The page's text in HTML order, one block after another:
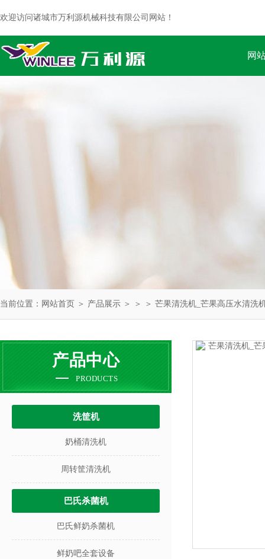
欢迎访问诸城市万利源机械科技有限公司网站！
网
当前位置： 网站首页 ＞ 产品展示 ＞ ＞ ＞ 芒果清洗机_芒果高压水清洗
产品中心
PRODUCTS
洗筐机
奶桶清洗机
周转筐清洗机
巴氏杀菌机
巴氏鲜奶杀菌机
鲜奶吧全套设备